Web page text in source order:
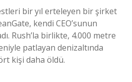
bir yıl erteleyen bir şirket
kendi CEO’sunun
Rush’la birlikte, 4.000 metre
patlayan denizaltında
kişi daha öldü.